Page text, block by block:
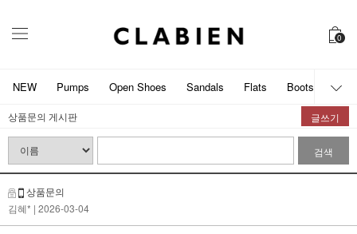
0
NEW Pumps Open Shoes Sandals Flats Boots 개
상품문의 게시판 글쓰기
검색
상품문의
김혜* | 2026-03-04